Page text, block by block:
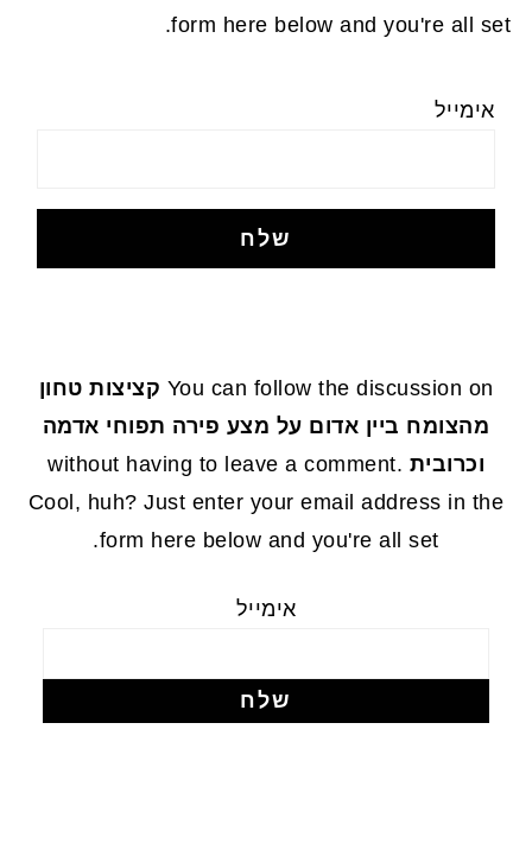
form here below and you're all set.
אימייל
FOOTER
You can follow the discussion on קציצות טחון
מהצומח ביין אדום על מצע פירה תפוחי אדמה
וכרובית without having to leave a comment.
Cool, huh? Just enter your email address in the
form here below and you're all set.
אימייל